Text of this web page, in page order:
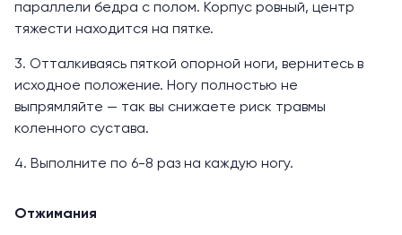
параллели бедра с полом. Корпус ровный, центр
тяжести находится на пятке.
3. Отталкиваясь пяткой опорной ноги, вернитесь в
исходное положение. Ногу полностью не
выпрямляйте — так вы снижаете риск травмы
коленного сустава.
4. Выполните по 6-8 раз на каждую ногу.
Отжимания